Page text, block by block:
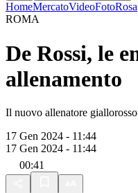
HomeMercatoVideoFotoRosa
ROMA
De Rossi, le
allenamento
Il nuovo allenatore
17 Gen 2024 - 11:44
17 Gen 2024 - 11:44
00:41